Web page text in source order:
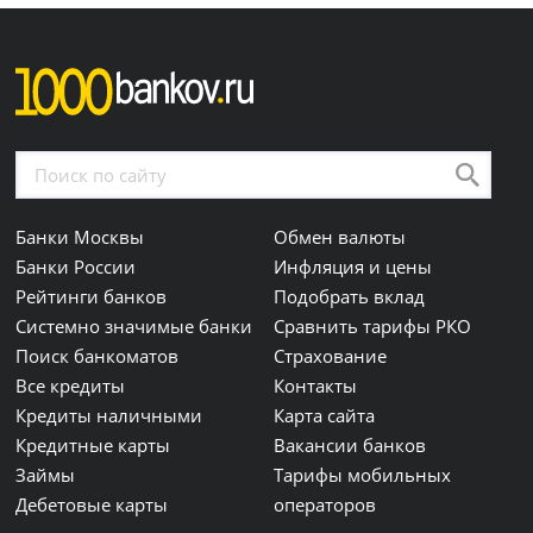
Банки Москвы
Банки России
Рейтинги банков
Системно значимые банки
Поиск банкоматов
Все кредиты
Кредиты наличными
Кредитные карты
Займы
Дебетовые карты
Обмен валюты
Инфляция и цены
Подобрать вклад
Сравнить тарифы РКО
Страхование
Контакты
Карта сайта
Вакансии банков
Тарифы мобильных
операторов